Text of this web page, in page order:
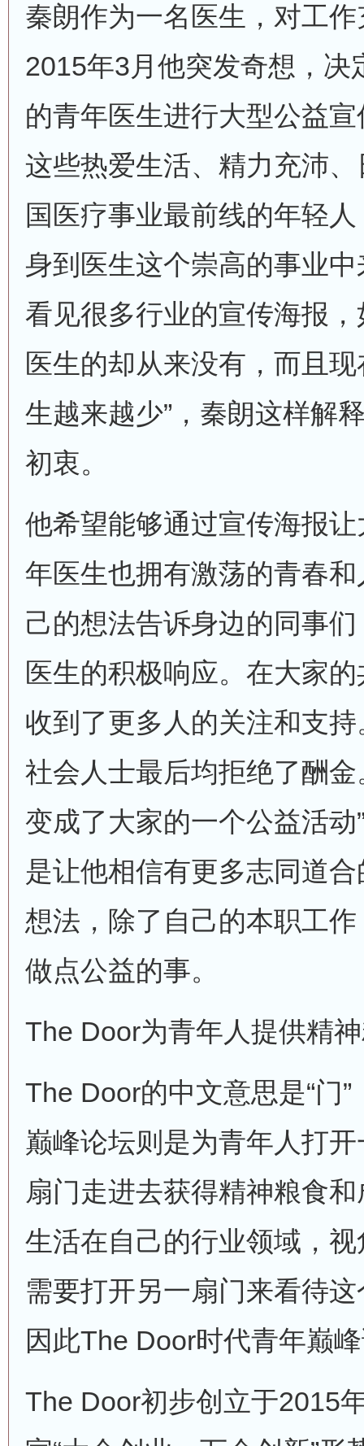
秦朗作为一名医生，对工
2015年3月他突发奇想，决
的青年医生进行大型公益
这些热爱生活、精力充沛
国医疗事业最前线的年轻
身到医生这个崇高的事业
看见很多行业的宣传海报
医生的却从来没有，而且
生越来越少”，秦朗这样解
初衷。
他希望能够通过宣传海报
年医生也拥有激荡的青春
己的想法告诉身边的同事
医生的积极响应。在大家
收到了更多人的关注和支
社会人士最后均拒绝了酬
变成了大家的一个公益活
是让他相信有更多志同道
想法，除了自己的本职工
做点公益的事。
The Door为青年人提供精
The Door的中文意思是“门
巅峰论坛则是为青年人打
扇门走进去获得精神粮食
生活在自己的行业领域，
需要打开另一扇门来看待
因此The Door时代青年巅
The Door初步创立于2015